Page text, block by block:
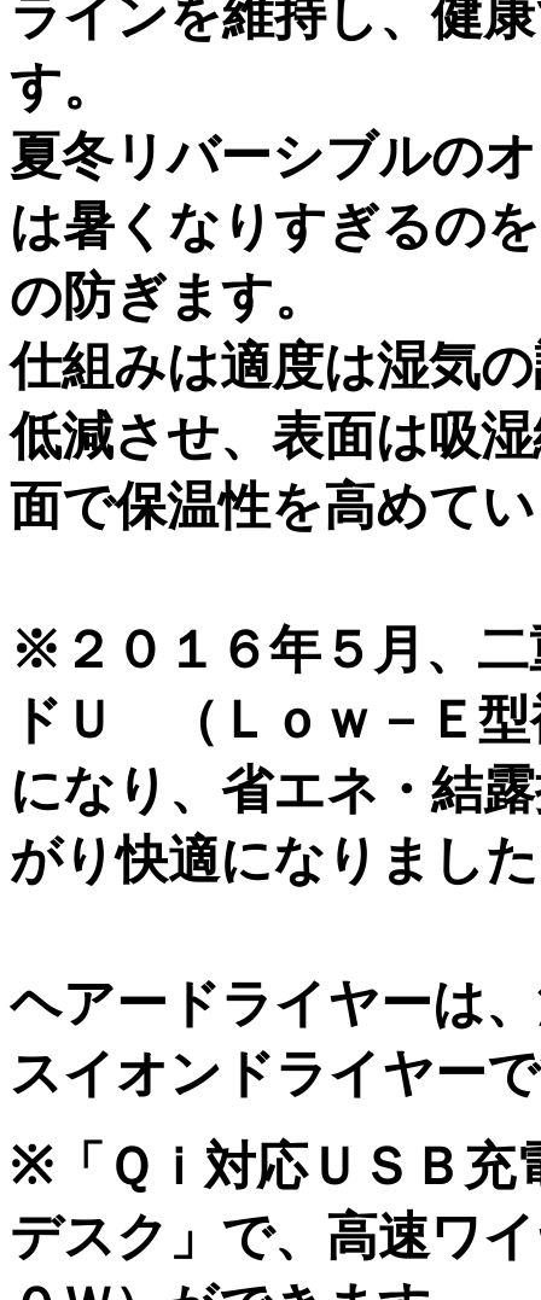
ラインを維持し、健
す。
夏冬リバーシブルの
は暑くなりすぎるの
の防ぎます。
仕組みは適度は湿気
低減させ、表面は吸
面で保温性を高めて
※２０１６年５月、
ドＵ （Ｌｏｗ－Ｅ
になり、省エネ・結
がり快適になりまし
ヘアードライヤーは
スイオンドライヤー
※「Ｑｉ対応ＵＳＢ充
デスク」で、高速ワ